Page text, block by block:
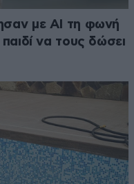
με AI τη φωνή
να τους δώσει